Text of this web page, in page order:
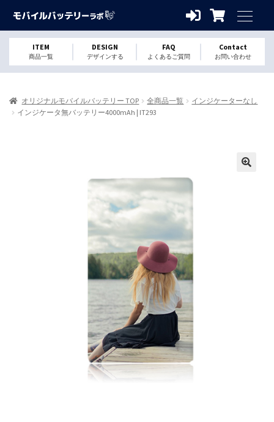
ITEM
商品一覧
DESIGN
デザインする
FAQ
よくあるご質問
Contact
お問い合わせ
オリジナルモバイルバッテリー TOP 全商品一覧
インジケーターなし
インジケータ無バッテリー4000mAh | IT293